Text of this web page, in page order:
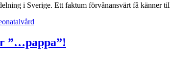
i Sverige. Ett faktum förvånansvärt få känner
”…pappa”!